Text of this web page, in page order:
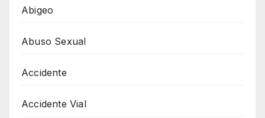
Abigeo
Abuso Sexual
Accidente
Accidente Vial